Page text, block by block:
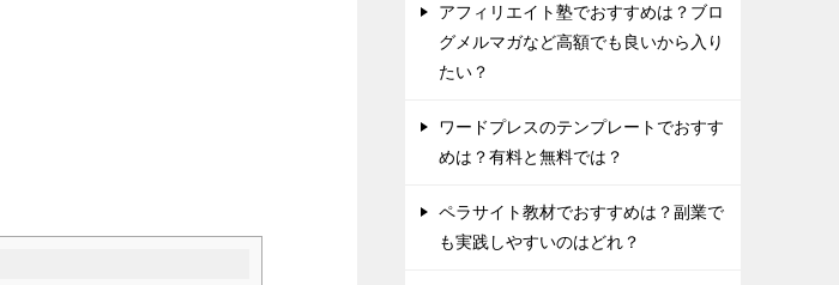
アフィリエイト塾でおすすめは？ブロ
グメルマガなど高額でも良いから入り
たい？
ワードプレスのテンプレートでおすす
めは？有料と無料では？
ペラサイト教材でおすすめは？副業で
も実践しやすいのはどれ？